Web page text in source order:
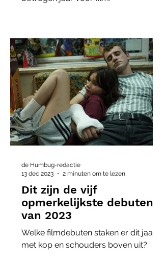
Dit zijn de vijf
opmerkelijkste debuten
van 2023
Welke filmdebuten staken er dit jaar
met kop en schouders boven uit?
de Humbug-redactie
13 dec 2023
2 minuten om te lezen